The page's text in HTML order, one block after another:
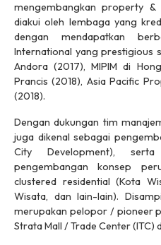
mengembangkan property
diakui oleh lembaga yang
dengan mendapatkan
International yang prestigious
Andora (2017), MIPIM di
Prancis (2018), Asia Pacific
(2018).
Dengan dukungan tim
juga dikenal sebagai
City Development),
pengembangan konsep
clustered residential (Kota
Wisata, dan lain-lain).
merupakan pelopor / pioneer
Strata Mall / Trade Center (ITC)